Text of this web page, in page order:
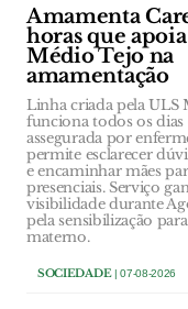
Amamenta
horas que
Médio Tejo na
amamentação
Linha criada pela ULS
funciona todos os dias
assegurada por
permite esclarecer
e encaminhar mães
presenciais. Serviço
visibilidade durante
pela sensibilização
materno.
SOCIEDADE| 07-08-2026